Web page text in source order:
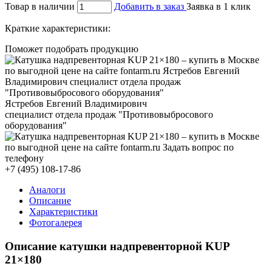
Товар в наличии Добавить в заказ Заявка в 1 клик
Краткие характеристики:
Поможет подобрать продукцию
Ястребов Евгений Владимирович
специалист отдела продаж "Противовыбросового
оборудования"
+7 (495) 108-17-86
Аналоги
Описание
Характеристики
Фотогалерея
Описание катушки надпревенторной KUP
21×180